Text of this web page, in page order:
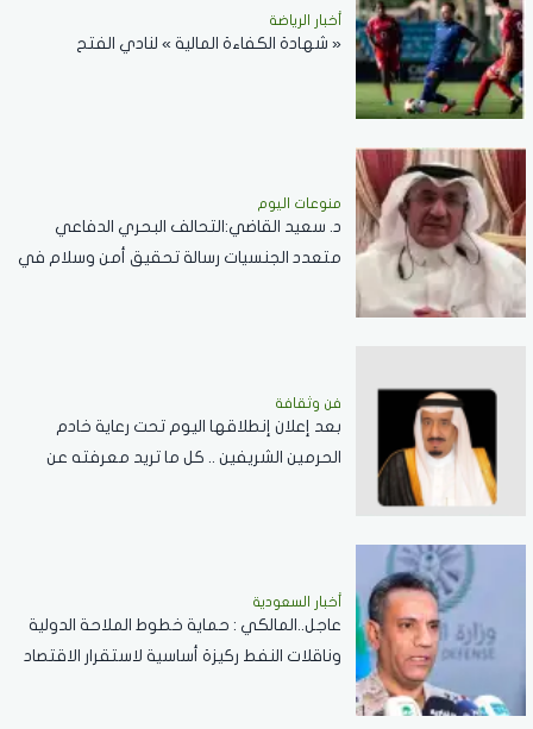
أخبار الرياضة
« شهادة الكفاءة المالية » لنادي الفتح
منوعات اليوم
د. سعيد القاضي:التحالف البحري الدفاعي
متعدد الجنسيات رسالة تحقيق أمن وسلام في
فن وثقافة
بعد إعلان إنطلاقها اليوم تحت رعاية خادم
الحرمين الشريفين .. كل ما تريد معرفته عن
أخبار السعودية
عاجل..المالكي : حماية خطوط الملاحة الدولية
وناقلات النفط ركيزة أساسية لاستقرار الاقتصاد